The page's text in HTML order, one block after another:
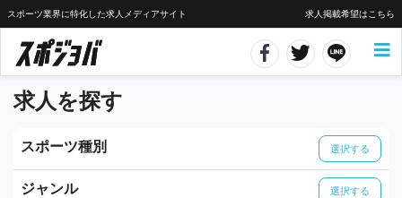
スポーツ業界に特化した求人メディアサイト 求人掲載希望はこちら
求人を探す
スポーツ種別 選択する
ジャンル 選択する